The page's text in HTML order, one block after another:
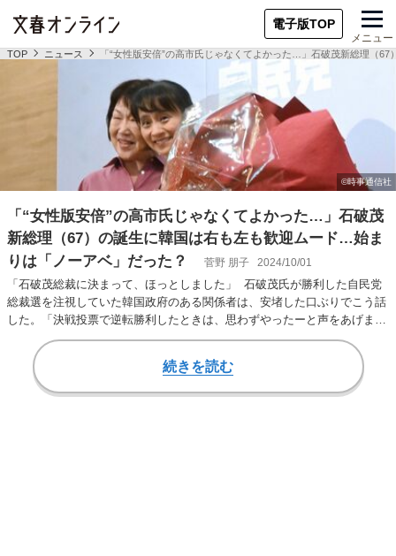
電子版TOP
メニュー
TOP ニュース 「“女性版安倍”の高市氏じゃなくてよかった…」石破茂新総理（
「“女性版安倍”の高市氏じゃなくてよかった…」石破茂
新総理（67）の誕生に韓国は右も左も歓迎ムード…始ま
りは「ノーアベ」だった？
菅野 朋子 2024/10/01
「石破茂総裁に決まって、ほっとしました」 石破茂氏が勝利した自民党
総裁選を注視していた韓国政府のある関係者は、安堵した口ぶりでこう話
した。「決戦投票で逆転勝利したときは、思わずやったーと声をあげまし
た。靖国神社参拝…
続きを読む